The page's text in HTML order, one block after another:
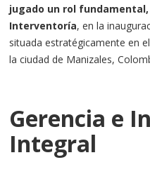
jugado un rol
Interventoría, en la
situada estratégicamente en
la ciudad de Manizales,
Gerencia e
Integral